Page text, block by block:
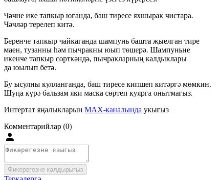
Чәчне ике тапкыр юганда, баш тиресе яхшырак чистара.
Чәчләр терелеп китә.
Беренче тапкыр чайкаганда шампунь башта җыелган тире
маен, тузанны һәм пычракны юып төшерә. Шампуньне
икенче тапкыр сөрткәндә, пычракларның калдыклары
да юылып бетә.
Бу ысулны кулланганда, баш тиресе кипшеп китәргә мөмкин.
Шуңа күрә бальзам яки маска сөртеп куярга онытмагыз.
Интертат яңалыкларын MAX-каналында укыгыз
Комментарийлар (0)
Фикерегезне калдырыгыз